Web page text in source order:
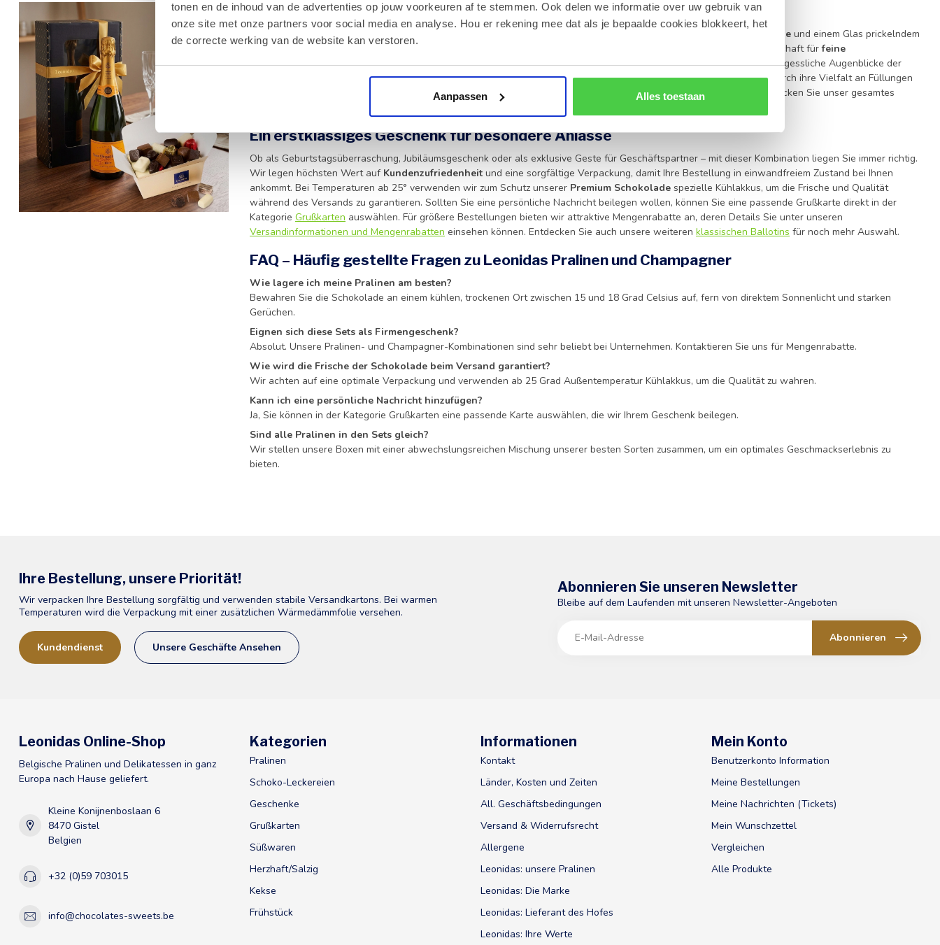
tonen en de inhoud van de advertenties op jouw voorkeuren af te stemmen. Ook delen we informatie over uw gebruik van
onze site met onze partners voor social media en analyse. Hou er rekening mee dat als je bepaalde cookies blokkeert, het
de correcte werking van de website kan verstoren.
Aanpassen Alles toestaan
Genussvolle Momente: Pralinen und Champagner
Es gibt Kombinationen, die einfach perfekt zusammenpassen. Die Verbindung von hochwertiger belgischer Schokolade und einem Glas prickelndem
Champagner ist der Inbegriff von Eleganz und Luxus. Bei Leonidas Online Shop Gistel, wo wir seit 2014 unsere Leidenschaft fürfeine
Schokoladenkreationenleben, haben wir diese exklusiven Sets zusammengestellt, um Ihnen und Ihren Liebsten unvergessliche Augenblicke der
Freude zu bereiten. Unsere Auswahl umfasst eine sorgfältige Zusammenstellung unserer beliebtestenPralinen, die durch ihre Vielfalt an Füllungen
und Aromen bestechen. Von zartschmelzender Nougat-Creme bis hin zu intensiven dunklen Schokoladensorten – entdecken Sie unser gesamtes
Ein erstklassiges Geschenk für besondere Anlässe
Ob als Geburtstagsüberraschung, Jubiläumsgeschenk oder als exklusive Geste für Geschäftspartner – mit dieser Kombination liegen Sie immer richtig.
Wir legen höchsten Wert auf Kundenzufriedenheit und eine sorgfältige Verpackung, damit Ihre Bestellung in einwandfreiem Zustand bei Ihnen
ankommt. Bei Temperaturen ab 25° verwenden wir zum Schutz unserer Premium Schokolade spezielle Kühlakkus, um die Frische und Qualität
während des Versands zu garantieren. Sollten Sie eine persönliche Nachricht beilegen wollen, können Sie eine passende Grußkarte direkt in der
Kategorie Grußkarten auswählen. Für größere Bestellungen bieten wir attraktive Mengenrabatte an, deren Details Sie unter unseren
Versandinformationen und Mengenrabatten einsehen können. Entdecken Sie auch unsere weiteren klassischen Ballotins für noch mehr Auswahl.
FAQ – Häufig gestellte Fragen zu Leonidas Pralinen und Champagner
Wie lagere ich meine Pralinen am besten?
Bewahren Sie die Schokolade an einem kühlen, trockenen Ort zwischen 15 und 18 Grad Celsius auf, fern von direktem Sonnenlicht und starken
Gerüchen.
Eignen sich diese Sets als Firmengeschenk?
Absolut. Unsere Pralinen- und Champagner-Kombinationen sind sehr beliebt bei Unternehmen. Kontaktieren Sie uns für Mengenrabatte.
Wie wird die Frische der Schokolade beim Versand garantiert?
Wir achten auf eine optimale Verpackung und verwenden ab 25 Grad Außentemperatur Kühlakkus, um die Qualität zu wahren.
Kann ich eine persönliche Nachricht hinzufügen?
Ja, Sie können in der Kategorie Grußkarten eine passende Karte auswählen, die wir Ihrem Geschenk beilegen.
Sind alle Pralinen in den Sets gleich?
Wir stellen unsere Boxen mit einer abwechslungsreichen Mischung unserer besten Sorten zusammen, um ein optimales Geschmackserlebnis zu
bieten.
Ihre Bestellung, unsere Priorität!
Wir verpacken Ihre Bestellung sorgfältig und verwenden stabile Versandkartons. Bei warmen
Temperaturen wird die Verpackung mit einer zusätzlichen Wärmedämmfolie versehen.
Kundendienst Unsere Geschäfte Ansehen
Abonnieren Sie unseren Newsletter
Bleibe auf dem Laufenden mit unseren Newsletter-Angeboten
Abonnieren
Leonidas Online-Shop
Belgische Pralinen und Delikatessen in ganz
Europa nach Hause geliefert.
Kleine Konijnenboslaan 6
8470 Gistel
Belgien
+32 (0)59 703015
info@chocolates-sweets.be
Kategorien
Pralinen
Schoko-Leckereien
Geschenke
Grußkarten
Süßwaren
Herzhaft/Salzig
Kekse
Frühstück
Informationen
Kontakt
Länder, Kosten und Zeiten
All. Geschäftsbedingungen
Versand & Widerrufsrecht
Allergene
Leonidas: unsere Pralinen
Leonidas: Die Marke
Leonidas: Lieferant des Hofes
Leonidas: Ihre Werte
Mein Konto
Benutzerkonto Information
Meine Bestellungen
Meine Nachrichten (Tickets)
Mein Wunschzettel
Vergleichen
Alle Produkte